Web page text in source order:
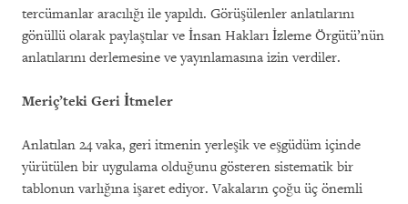
tercümanlar aracılığı ile yapıldı. Görüşülenler anlatılarını
gönüllü olarak paylaştılar ve İnsan Hakları İzleme Örgütü’nün
anlatılarını derlemesine ve yayınlamasına izin verdiler.
Meriç’teki Geri İtmeler
Anlatılan 24 vaka, geri itmenin yerleşik ve eşgüdüm içinde
yürütülen bir uygulama olduğunu gösteren sistematik bir
tablonun varlığına işaret ediyor. Vakaların çoğu üç önemli